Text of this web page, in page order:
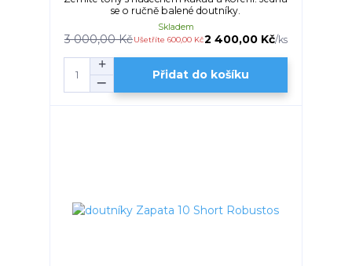
se o ručně balené doutníky.
3 000,00 KčUšetříte 600,00 Kč2 400,00 Kč/ks
Skladem
Přidat do košíku